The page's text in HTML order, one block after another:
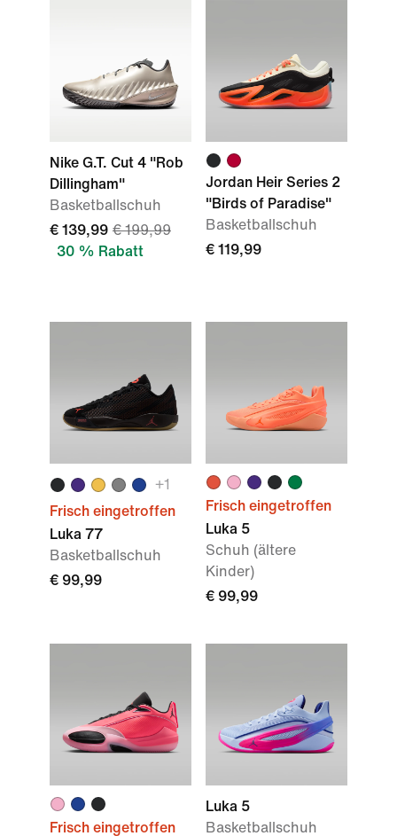
Nike G.T. Cut 4 "Rob
Dillingham"
Basketballschuh
€ 139,99 € 199,99
30 % Rabatt
Jordan Heir Series 2
"Birds of Paradise"
Basketballschuh
€ 119,99
+1
Frisch eingetroffen
Luka 77
Basketballschuh
€ 99,99
Frisch eingetroffen
Luka 5
Schuh (ältere
Kinder)
€ 99,99
Frisch eingetroffen
Luka 5
Basketballschuh